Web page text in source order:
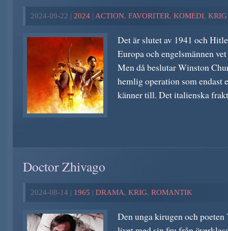
2024-09-22 | 2024 | ACTION, FAVORITER, KOMEDI, KRIG
Det är slutet av 1941 och
Europa och engelsmännen
Men då beslutar Winston
hemlig operation som endast
känner till. Det italienska
Doctor Zhivago
2024-08-14 | 1965 | DRAMA, KRIG, ROMANTIK
Den unga kirugen och